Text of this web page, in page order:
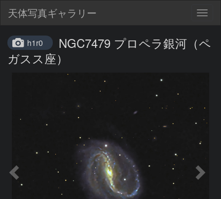
天体写真ギャラリー
h1r0
NGC7479 プロペラ銀河（ペ
ガスス座）